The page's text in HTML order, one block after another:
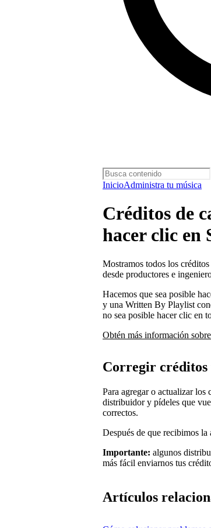
InicioAdministra tu música
Créditos de
hacer clic en
Mostramos todos los
desde productores e
Hacemos que sea posible
y una Written By Playlist
no sea posible hacer clic en
Obtén más información
Corregir créditos
Para agregar o actualizar
distribuidor y pídeles que
correctos.
Después de que recibimos
Importante: algunos
más fácil enviarnos tus
Artículos